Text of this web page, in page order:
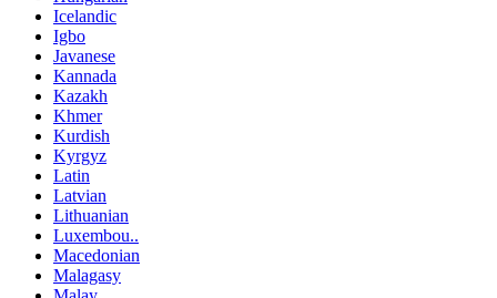
Icelandic
Igbo
Javanese
Kannada
Kazakh
Khmer
Kurdish
Kyrgyz
Latin
Latvian
Lithuanian
Luxembou..
Macedonian
Malagasy